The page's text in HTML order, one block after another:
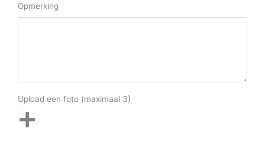
Opmerking
Upload een foto (maximaal 3)